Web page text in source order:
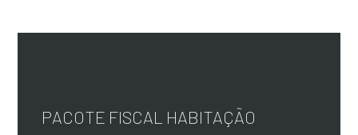
PACOTE FISCAL HABITAÇÃO